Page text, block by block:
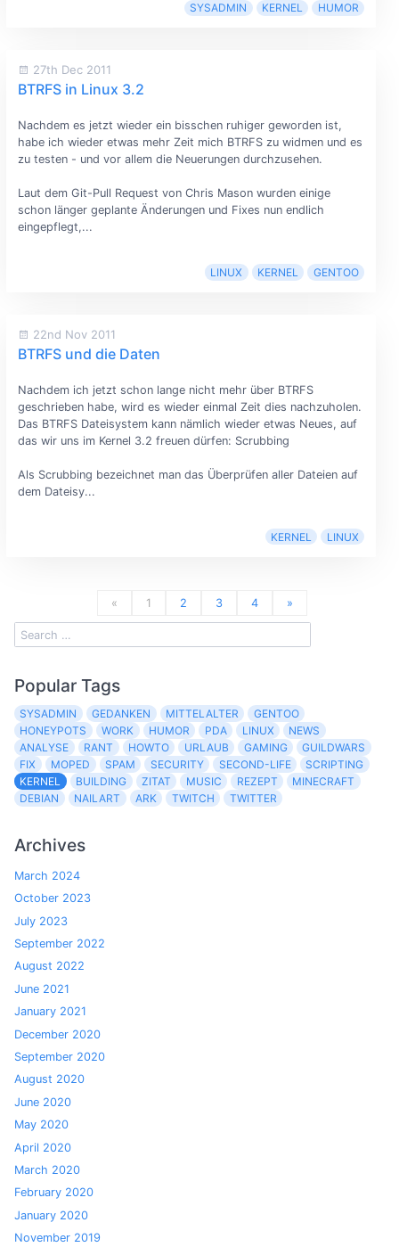
SYSADMIN KERNEL HUMOR
27th Dec 2011
BTRFS in Linux 3.2
Nachdem es jetzt wieder ein bisschen ruhiger geworden ist,
habe ich wieder etwas mehr Zeit mich BTRFS zu widmen und es
zu testen - und vor allem die Neuerungen durchzusehen.
Laut dem Git-Pull Request von Chris Mason wurden einige
schon länger geplante Änderungen und Fixes nun endlich
eingepflegt,...
LINUX KERNEL GENTOO
22nd Nov 2011
BTRFS und die Daten
Nachdem ich jetzt schon lange nicht mehr über BTRFS
geschrieben habe, wird es wieder einmal Zeit dies nachzuholen.
Das BTRFS Dateisystem kann nämlich wieder etwas Neues, auf
das wir uns im Kernel 3.2 freuen dürfen: Scrubbing
Als Scrubbing bezeichnet man das Überprüfen aller Dateien auf
dem Dateisy...
KERNEL LINUX
« 1 2 3 4 »
Popular Tags
SYSADMIN GEDANKEN MITTELALTER
GENTOO
HONEYPOTS
WORK HUMOR PDA LINUX
NEWS
ANALYSE
RANT HOWTO URLAUB GAMING
GUILDWARS
FIX
MOPED SPAM SECURITY SECOND-LIFE
SCRIPTING
KERNEL
BUILDING ZITAT MUSIC REZEPT
MINECRAFT
DEBIAN
NAILART ARK TWITCH TWITTER
Archives
March 2024
October 2023
July 2023
September 2022
August 2022
June 2021
January 2021
December 2020
September 2020
August 2020
June 2020
May 2020
April 2020
March 2020
February 2020
January 2020
November 2019